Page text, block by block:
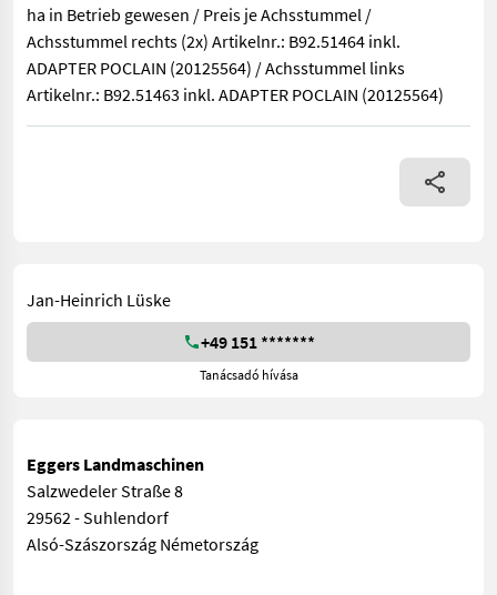
ha in Betrieb gewesen / Preis je Achsstummel /
Achsstummel rechts (2x) Artikelnr.: B92.51464 inkl.
ADAPTER POCLAIN (20125564) / Achsstummel links
Artikelnr.: B92.51463 inkl. ADAPTER POCLAIN (20125564)
3x Achsstummel vom Grimme EVO 290 verfügbar / Baujahr
Jan-Heinrich Lüske
+49 151 *******
Tanácsadó hívása
Eggers Landmaschinen
Salzwedeler Straße 8
29562 - Suhlendorf
Alsó-Szászország Németország